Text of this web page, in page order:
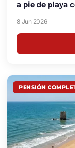
a pie de playa
8 Jun 2026
PENSIÓN